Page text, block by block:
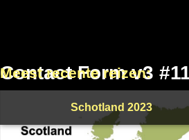
Contact Form v3
Meest recente reizen:
Schotland 2023